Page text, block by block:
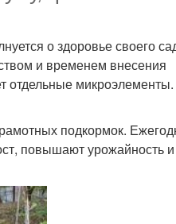
о здоровье своего
и временем внесения
отдельные микроэлементы.
подкормок.
повышают урожайность и